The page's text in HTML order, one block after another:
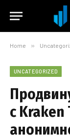
Home »
UNCATEGORIZED
с Kraken